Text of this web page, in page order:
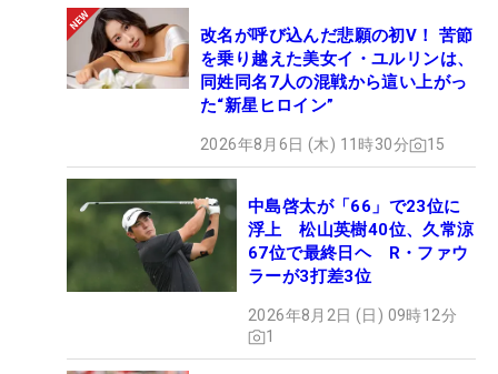
改名が呼び込んだ悲願の初V！ 苦節
を乗り越えた美女イ・ユルリンは、
同姓同名7人の混戦から這い上がっ
た“新星ヒロイン”
2026年8月6日 (木) 11時30分 15
中島啓太が「66」で23位に
浮上 松山英樹40位、久常涼
67位で最終日ヘ R・ファウ
ラーが3打差3位
2026年8月2日 (日) 09時12分
1